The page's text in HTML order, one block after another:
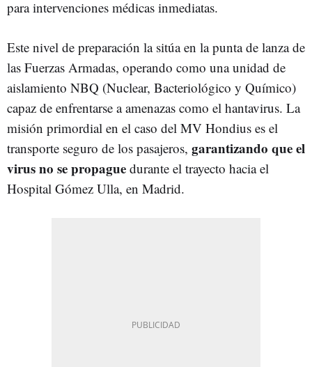
para intervenciones médicas inmediatas.
Este nivel de preparación la sitúa en la punta de lanza de
las Fuerzas Armadas, operando como una unidad de
aislamiento NBQ (Nuclear, Bacteriológico y Químico)
capaz de enfrentarse a amenazas como el hantavirus. La
misión primordial en el caso del MV Hondius es el
transporte seguro de los pasajeros, garantizando que el
virus no se propague durante el trayecto hacia el
Hospital Gómez Ulla, en Madrid.